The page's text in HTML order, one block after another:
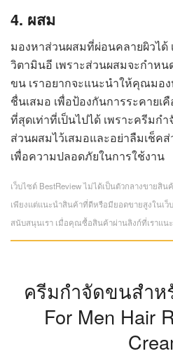
4. ผสม
มองหาส่วนผสมที่ผ่อนคลายผิวได้
วิตามินอี เพราะส่วนผสมจะกำห
ขน เราอยากจะแนะนำให้คุณมอ
ชื่นเสมอ เพื่อป้องกันการระคายเ
ที่สุดเท่าที่เป็นไปได้ เพราะครีม
ส่วนผสมไว้เสมอและอย่าลืมเช็
เพื่อความปลอดภัยในการใช้งาน
เว็บไซต์ BestReview ไม่ได้เป็นตัวกลางขายสิ
เพียงแต่แนะนำสินค้าที่ดีหรือมียอดขายสูงในเว็
สนับสนุนเรา เมื่อคุณซื้อสินค้าผ่านลิงก์ที่เราแน
ครีมกำจัดขนสำห
For Men Hair